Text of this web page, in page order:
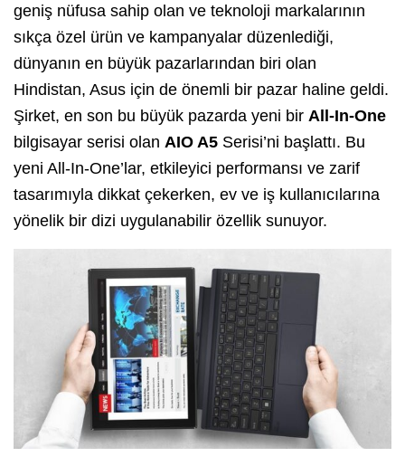
geniş nüfusa sahip olan ve teknoloji markalarının
sıkça özel ürün ve kampanyalar düzenlediği,
dünyanın en büyük pazarlarından biri olan
Hindistan, Asus için de önemli bir pazar haline geldi.
Şirket, en son bu büyük pazarda yeni bir All-In-One
bilgisayar serisi olan AIO A5 Serisi’ni başlattı. Bu
yeni All-In-One’lar, etkileyici performansı ve zarif
tasarımıyla dikkat çekerken, ev ve iş kullanıcılarına
yönelik bir dizi uygulanabilir özellik sunuyor.